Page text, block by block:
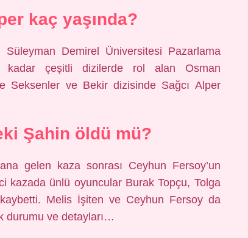
kaç yaşında?
Süleyman Demirel Üniversitesi Pazarlama
kadar çeşitli dizilerde rol alan Osman
Seksenler ve Bekir dizisinde Sağcı Alper
Şahin öldü mü?
gelen kaza sonrası Ceyhun Fersoy’un
kazada ünlü oyuncular Burak Topçu, Tolga
Melis İşiten ve Ceyhun Fersoy da
durumu ve detayları…